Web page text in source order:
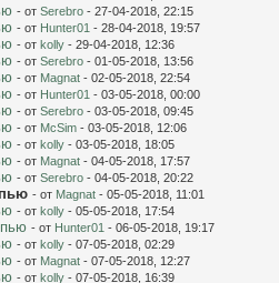
- отSerebro - 27-04-2018, 22:15
- от Hunter01 - 28-04-2018, 19:57
- отkolly - 29-04-2018, 12:36
- отSerebro - 01-05-2018, 13:56
- от Magnat - 02-05-2018, 22:54
- от Hunter01 - 03-05-2018, 00:00
- отSerebro - 03-05-2018, 09:45
- от McSim - 03-05-2018, 12:06
- отkolly - 03-05-2018, 18:05
- от Magnat - 04-05-2018, 17:57
- отSerebro - 04-05-2018, 20:22
- от Magnat - 05-05-2018, 11:01
- отkolly - 05-05-2018, 17:54
- от Hunter01 - 06-05-2018, 19:17
- отkolly - 07-05-2018, 02:29
- от Magnat - 07-05-2018, 12:27
- отkolly - 07-05-2018, 16:39